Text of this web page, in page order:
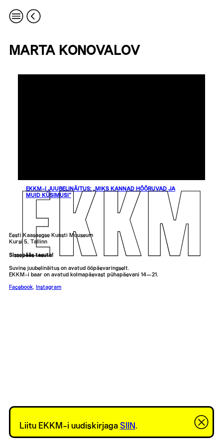
MARTA KONOVALOV
EKKM-I JUUBELINÄITUS: „MIKS KANNAD HÕÕRUVAD JA
MUID KÜSIMUSI“
Eesti Kaasaegse Kunsti Muuseum
Kursi 5, Tallinn
Sissepääs tasuta!
Suvine juubelinäitus on avatud ööpäevaringselt.
EKKM-i baar on avatud kolmapäevast pühapäevani 14—21.
Facebook, Instagram
Liitu EKKM-i uudiskirjaga SIIN .